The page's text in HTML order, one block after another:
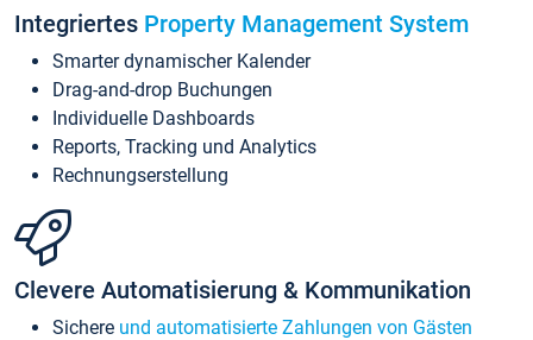
Integriertes Property Management System
Smarter dynamischer Kalender
Drag-and-drop Buchungen
Individuelle Dashboards
Reports, Tracking und Analytics
Rechnungserstellung
Clevere Automatisierung & Kommunikation
Sichere und automatisierte Zahlungen von Gästen